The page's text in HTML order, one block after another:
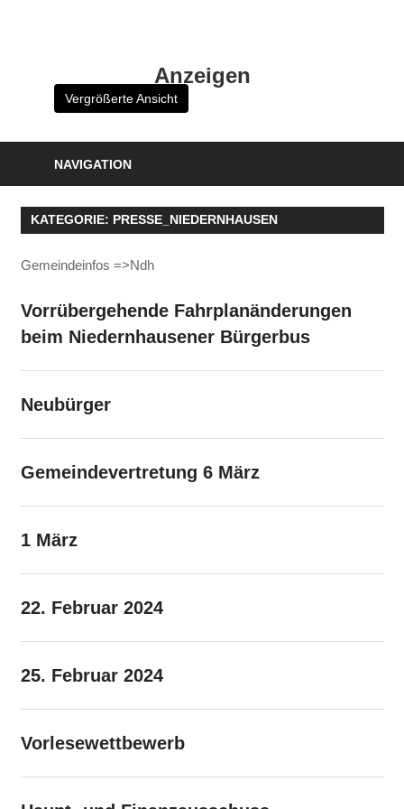
Anzeigen
Vergrößerte Ansicht
NAVIGATION
KATEGORIE: PRESSE_NIEDERNHAUSEN
Gemeindeinfos =>Ndh
Vorrübergehende Fahrplanänderungen
beim Niedernhausener Bürgerbus
Neubürger
Gemeindevertretung 6 März
1 März
22. Februar 2024
25. Februar 2024
Vorlesewettbewerb